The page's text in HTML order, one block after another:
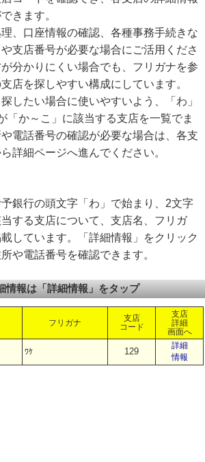
きます。
、口座情報の確認、各種事務手続きな
支店番号が必要な場合にご活用くださ
分かりにくい場合でも、フリガナを参
店を探しやすい構成にしています。
したい場合に使いやすいよう、「わ」
「か～こ」に該当する支店を一覧でま
電話番号の確認が必要な場合は、各支
詳細ページへ進んでください。
銀行の頭文字「わ」で始まり、2文字
する支店について、支店名、フリガ
しています。「詳細情報」をクリック
や電話番号を確認できます。
情報は「詳細情報」をタップ
フリガナ
支店
コード
支店
詳細
画面へ
ﾜｹ 129
詳細
情報